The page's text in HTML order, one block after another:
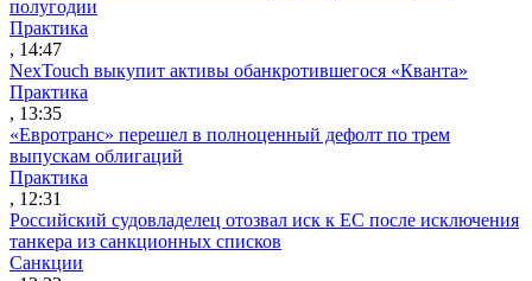
полугодии
Практика
, 14:47
NexTouch выкупит активы обанкротившегося «Кванта»
Практика
, 13:35
«Евротранс» перешел в полноценный дефолт по трем
выпускам облигаций
Практика
, 12:31
Российский судовладелец отозвал иск к ЕС после исключения
танкера из санкционных списков
Санкции